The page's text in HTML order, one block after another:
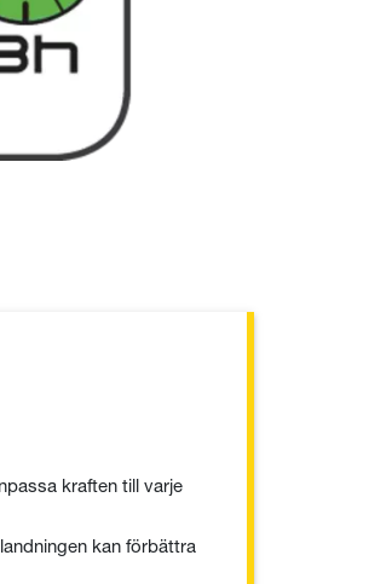
kraften till varje
kan förbättra